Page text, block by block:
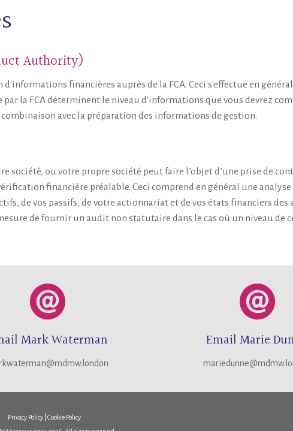
Authority)
financières auprès de la FCA. Ceci s'effectue en
la FCA déterminent le niveau d'informations que vous devrez
avec la préparation des informations de gestion.
ou votre propre société peut faire l’objet d’une prise de
financière préalable. Ceci comprend en général une
de vos passifs, de votre actionnariat et de vos états financiers des
de fournir un audit non statutaire dans le cas où un niveau de
Mark Waterman Email Marie
Privacy Policy Cookie Policy